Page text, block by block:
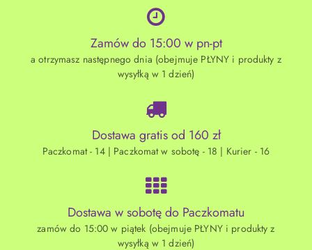
Zamów do 15:00 w pn-pt
a otrzymasz następnego dnia (obejmuje PŁYNY i produkty z
wysyłką w 1 dzień)
Dostawa gratis od 160 zł
Paczkomat - 14 | Paczkomat w sobotę - 18 | Kurier - 16
Dostawa w sobotę do Paczkomatu
zamów do 15:00 w piątek (obejmuje PŁYNY i produkty z
wysyłką w 1 dzień)